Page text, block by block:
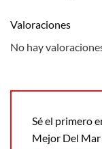
Valoraciones
No hay
Sé el primero
Mejor Del Mar